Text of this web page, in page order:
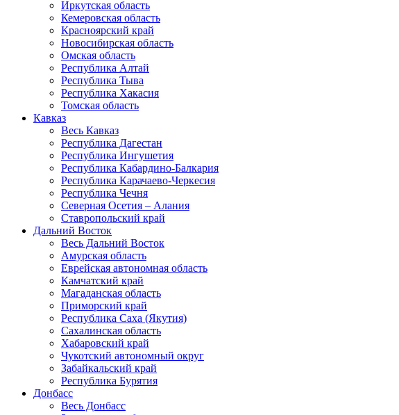
Иркутская область
Кемеровская область
Красноярский край
Новосибирская область
Омская область
Республика Алтай
Республика Тыва
Республика Хакасия
Томская область
Кавказ
Весь Кавказ
Республика Дагестан
Республика Ингушетия
Республика Кабардино-Балкария
Республика Карачаево-Черкесия
Республика Чечня
Северная Осетия – Алания
Ставропольский край
Дальний Восток
Весь Дальний Восток
Амурская область
Еврейская автономная область
Камчатский край
Магаданская область
Приморский край
Республика Саха (Якутия)
Сахалинская область
Хабаровский край
Чукотский автономный округ
Забайкальский край
Республика Бурятия
Донбасс
Весь Донбасс